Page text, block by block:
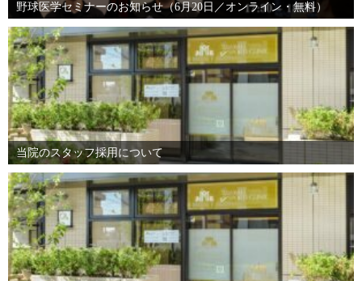
野球医学セミナーのお知らせ（6月20日／オンライン・無料）
当院のスタッフ採用について